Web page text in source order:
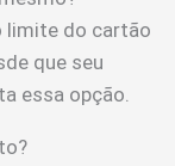
limite do cartão
que seu
essa opção.